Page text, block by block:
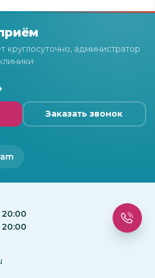
круглосуточно, администратор
Заказать звонок